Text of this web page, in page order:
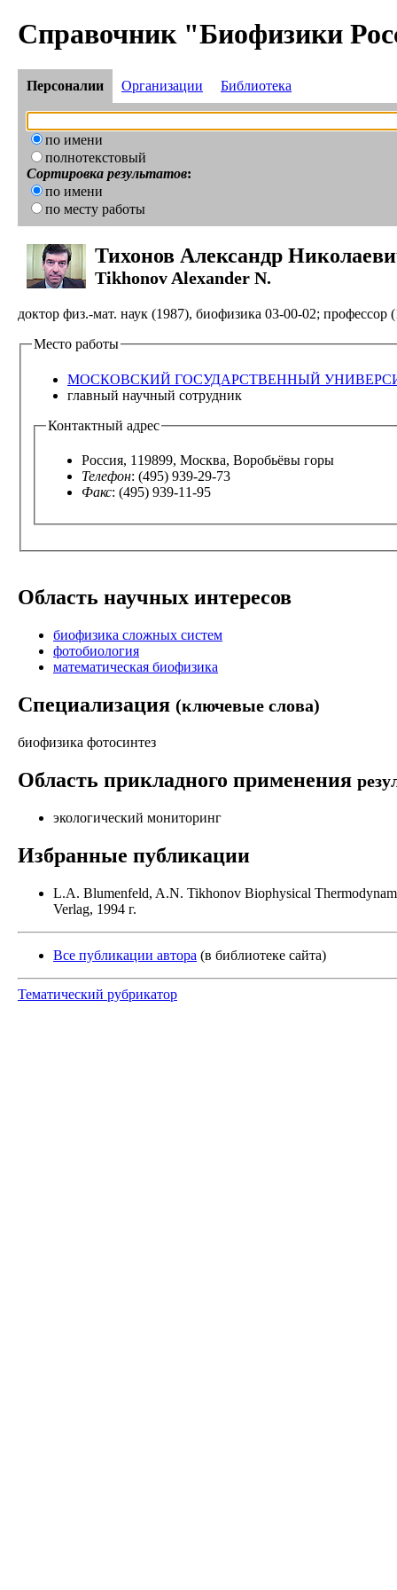
Справочник "Биофизики
Персоналии Организации Библиотека
по имени
полнотекстовый
Сортировка результатов:
по имени
по месту работы
Тихонов Александр
Tikhonov Alexander N.
доктор физ.-мат. наук (1987), биофизика 03-00-02; профессор
Место работы
МОСКОВСКИЙ ГОСУДАРСТВЕННЫЙ
главный научный сотрудник
Контактный адрес
Россия, 119899, Москва, Воробьёвы горы
Телефон: (495) 939-29-73
Факс: (495) 939-11-95
Область научных интересов
биофизика сложных систем
фотобиология
математическая биофизика
Специализация (ключевые слова)
биофизика фотосинтез
Область прикладного применения
экологический мониторинг
Избранные публикации
L.A. Blumenfeld, A.N. Tikhonov Biophysical
Verlag, 1994 г.
Все публикации автора (в библиотеке сайта)
Тематический рубрикатор